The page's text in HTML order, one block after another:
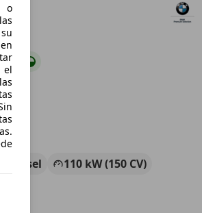
Diésel
110 kW (150 CV)
o